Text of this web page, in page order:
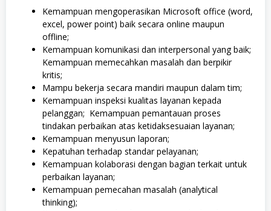
Kemampuan mengoperasikan Microsoft office (word,
excel, power point) baik secara online maupun
offline;
Kemampuan komunikasi dan interpersonal yang baik;
Kemampuan memecahkan masalah dan berpikir
kritis;
Mampu bekerja secara mandiri maupun dalam tim;
Kemampuan inspeksi kualitas layanan kepada
pelanggan; Kemampuan pemantauan proses
tindakan perbaikan atas ketidaksesuaian layanan;
Kemampuan menyusun laporan;
Kepatuhan terhadap standar pelayanan;
Kemampuan kolaborasi dengan bagian terkait untuk
perbaikan layanan;
Kemampuan pemecahan masalah (analytical
thinking);